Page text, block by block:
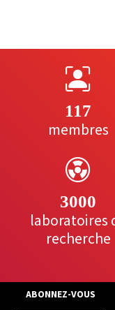
117
membres
3000
laboratoires
recherche
ABONNEZ-VOUS